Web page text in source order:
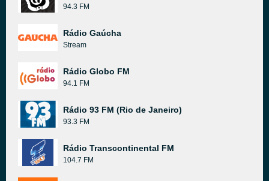
94.3 FM
Rádio Gaúcha
Stream
Rádio Globo FM
94.1 FM
Rádio 93 FM (Rio de Janeiro)
93.3 FM
Rádio Transcontinental FM
104.7 FM